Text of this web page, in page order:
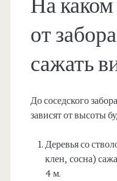
На
от
сажать
До соседского
зависят от высоты
Деревья со
клен, сосна)
4 м.